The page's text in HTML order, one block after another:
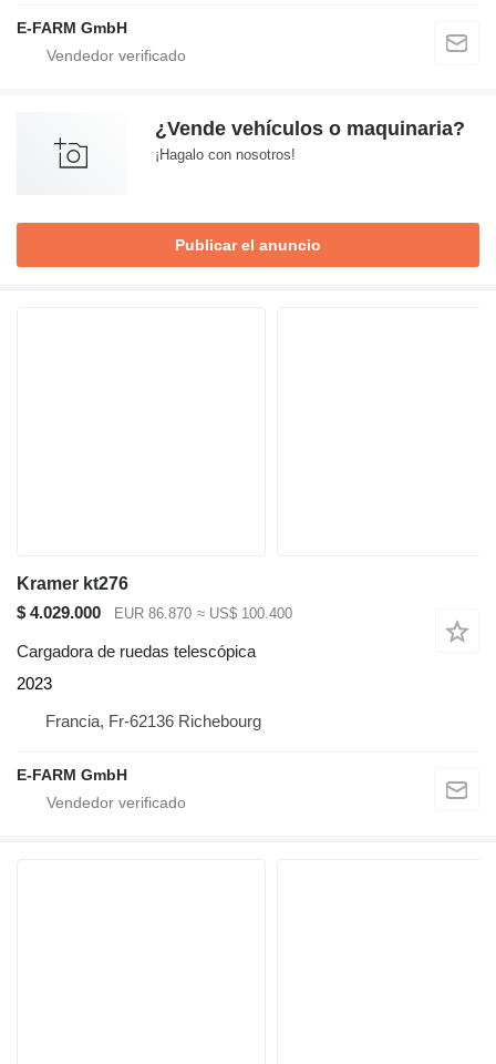
E-FARM GmbH
¿Vende vehículos o maquinaria?
¡Hagalo con nosotros!
Publicar el anuncio
Kramer kt276
$ 4.029.000
EUR 86.870 ≈ US$ 100.400
Cargadora de ruedas telescópica
2023
Francia, Fr-62136 Richebourg
E-FARM GmbH